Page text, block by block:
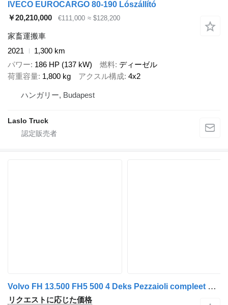
IVECO EUROCARGO 80-190 Lószállító
￥20,210,000
€111,000 ≈ $128,200
家畜運搬車
2021
1,300 km
パワー 186 HP (137 kW) 燃料 ディーゼル
荷重容量 1,800 kg アクスル構成 4x2
ハンガリー, Budapest
Laslo Truck
Volvo FH 13.500 FH5 500 4 Deks Pezzaioli compleet + 家畜トレーラ
リクエストに応じた価格